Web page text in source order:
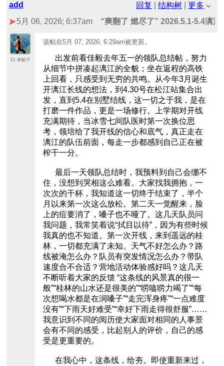
add 回复 |结构树 |更多
5月 06, 2026; 6:37am
“爽翻了 燃尽了” 2026.5.1-5.4漓
21 条帖子
该帖在5月 07, 2026; 6:29am被更新。
出发前看佳毅去年五一的领队总结帖，努力
从细节中拼凑起漓江的全貌；坐在返程的高铁
上回看，只感受到无穷的共鸣。从今年3月诞生
开漓江长线的想法，到4.30号在松江站集合出
发，直到5.4在别墅结线，这一切之于我，是在
打磨一件作品，更是一场修行。上学期对开线
充满期待，当冰雪七间队医时第一次换位思
考，领培给了我开线的信心和底气，真正走在
漓江的队伍前面，每走一步都感到自己正在被
榨干一分。
最后一天领队总结时，我预料到自己会绷不
住，没想到哭相这么难看。大家找我拥抱，一
次次的干杯，我知道这一切终于结束了，半个
月以来第一次这么放松。第二天一觉醒来，脸
上的痘要消了，嗓子也不哑了。这几天队员问
我问题，我常笑着说“拭目以待”，因为有些时候
我真的也不知道。第一次开线，来到遥远的桂
林，一切都充满了未知。天气不好怎么办？路
线被淹怎么办？队员有突发情况怎么办？带队
速度合不合适？营地活动体验感好吗？这几天
不断听着大家的反馈 “这条线的风景真的很一
般”“桂林的山水还是很美的”“唠嗑唠力竭了”“每
次想喝水都是在润嗓子”“走完浑身疼”“一点难度
没有”“下雨天好难受”“幸好下雨走得很舒服”……
我意识到不同的阅历使大家面对相同的人事景
会有不同的感受，比起别人的评价，自己的感
受是更重要的。
在我心中，这条线，给夯。即使重新来过，